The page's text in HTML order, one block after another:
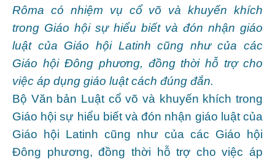
Rôma có nhiệm vụ cổ võ và khuyến khích
trong Giáo hội sự hiểu biết và đón nhận giáo
luật của Giáo hội Latinh cũng như của các
Giáo hội Đông phương, đồng thời hỗ trợ cho
việc áp dụng giáo luật cách đúng đắn.
Bộ Văn bản Luật cổ võ và khuyến khích trong
Giáo hội sự hiểu biết và đón nhận giáo luật của
Giáo hội Latinh cũng như của các Giáo hội
Đông phương, đồng thời hỗ trợ cho việc áp